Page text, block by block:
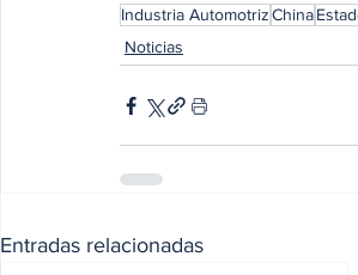
Industria AutomotrizChina
Noticias
Entradas relacionadas